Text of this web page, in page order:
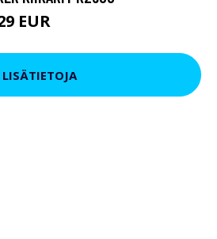
EUR
LISÄTIETOJA